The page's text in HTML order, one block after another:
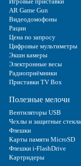
AR Game Gun
Видеодомофоны
Рации
Цена по запросу
Цифровые мультиметры
Экшн камеры
Электронные весы
Радиоприёмники
Приставки TV Box
Полезные мелочи
Вентиляторы USB
Чехлы и защитные стекла
Флешки
Карты памяти MicroSD
Флешки i-FlashDrive
Картридеры